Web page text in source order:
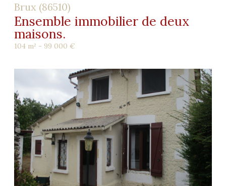
Brux (86510)
Ensemble immobilier de deux
maisons.
104 m² - 99 000 €